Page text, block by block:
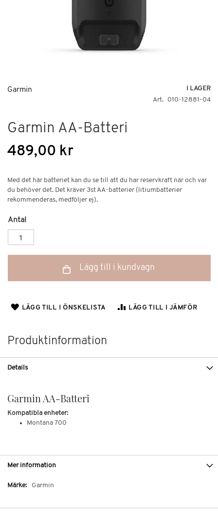
Hoppa
bildgalleriet
I LAGER
Art
010-12881-04
Garmin
Garmin AA-Batteri
489,00 kr
Med det här batteriet kan du se till att du har reservkraft när och var
du behöver det. Det kräver 3st AA-batterier (litiumbatterier
rekommenderas, medföljer ej).
Antal
Lägg till i kundvagn
LÄGG TILL I ÖNSKELISTA LÄGG TILL I JÄMFÖR
Produktinformation
Details
Garmin AA-Batteri
Kompatibla enheter:
Montana 700
Mer information
Mer
Garmin